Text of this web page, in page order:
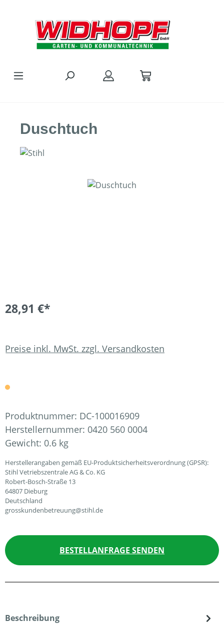
Duschtuch
Bildergalerie überspringen
28,91 €*
Preise inkl. MwSt. zzgl. Versandkosten
Produktnummer: DC-100016909
Herstellernummer: 0420 560 0004
Gewicht: 0.6 kg
Herstellerangaben gemäß EU-Produktsicherheitsverordnung (GPSR):
Stihl Vetriebszentrale AG & Co. KG
Robert-Bosch-Straße 13
64807 Dieburg
Deutschland
grosskundenbetreuung@stihl.de
BESTELLANFRAGE SENDEN
Beschreibung